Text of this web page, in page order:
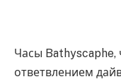
Часы Bathyscaphe,
ответвлением